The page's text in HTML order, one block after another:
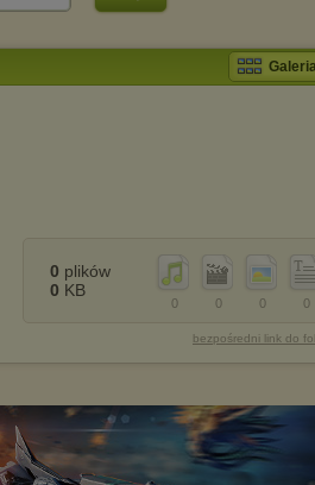
0
0
0
0
0 plików
0 KB
bezpośredni link do